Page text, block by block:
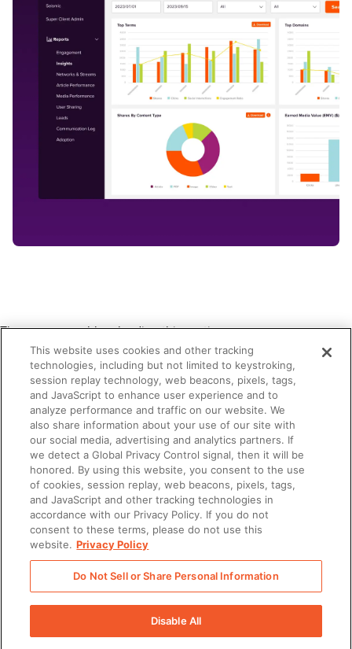
There was a problem loading this section.
Prêt à booster votre stratégie de social
selling ?
Parlons-en !
This website uses cookies and other tracking
technologies, including but not limited to keystroking,
session replay technology, web beacons, pixels, tags,
and JavaScript to enhance user experience and to
analyze performance and traffic on our website. We
also share information about your use of our site with
our social media, advertising and analytics partners. If
we detect a Global Privacy Control signal, then it will be
honored. By using this website, you consent to the use
of cookies, session replay, web beacons, pixels, tags,
and JavaScript and other tracking technologies in
accordance with our Privacy Policy. If you do not
consent to these terms, please do not use this
website. Privacy Policy
Do Not Sell or Share Personal Information
Disable All